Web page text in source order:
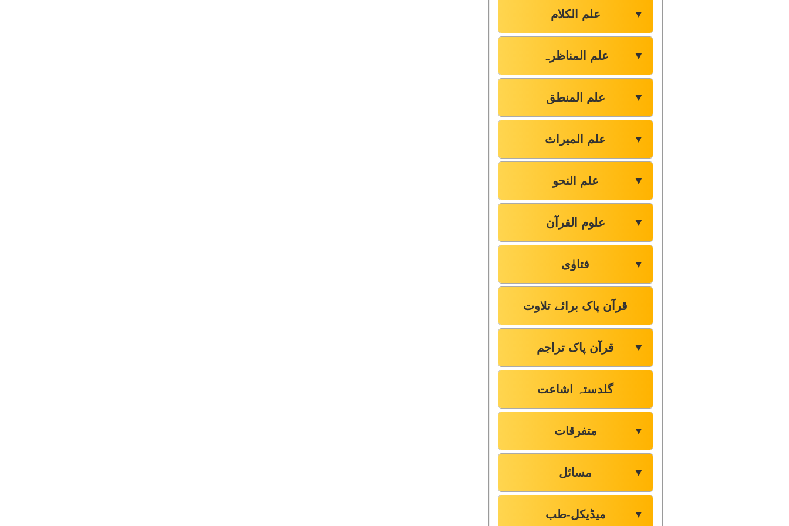
علم الکلام ▼
علم المناظرہ ▼
علم المنطق ▼
علم المیراث ▼
علم النحو ▼
علوم القرآن ▼
فتاوٰی ▼
قرآن پاک برائے تلاوت
قرآن پاک تراجم ▼
گلدستہ اشاعت
متفرقات ▼
مسائل ▼
میڈیکل-طب ▼